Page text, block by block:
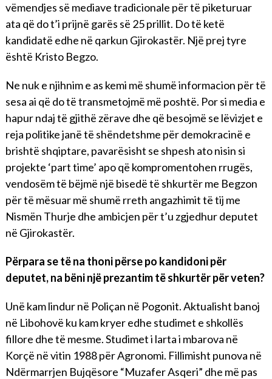
vëmendjes së mediave tradicionale për të piketuruar
ata që do t’i prijnë garës së 25 prillit. Do të ketë
kandidatë edhe në qarkun Gjirokastër. Një prej tyre
është Kristo Begzo.
Ne nuk e njihnim e as kemi më shumë informacion për të
sesa ai që do të transmetojmë më poshtë. Por si media e
hapur ndaj të gjithë zërave dhe që besojmë se lëvizjet e
reja politike janë të shëndetshme për demokracinë e
brishtë shqiptare, pavarësisht se shpesh ato nisin si
projekte ‘part time’ apo që kompromentohen rrugës,
vendosëm të bëjmë një bisedë të shkurtër me Begzon
për të mësuar më shumë rreth angazhimit të tij me
Nismën Thurje dhe ambicjen për t’u zgjedhur deputet
në Gjirokastër.
Përpara se të na thoni përse po kandidoni për
deputet, na bëni një prezantim të shkurtër për veten?
Unë kam lindur në Poliçan në Pogonit. Aktualisht banoj
në Libohovë ku kam kryer edhe studimet e shkollës
fillore dhe të mesme. Studimet i larta i mbarova në
Korçë në vitin 1988 për Agronomi. Fillimisht punova në
Ndërmarrjen Bujqësore “Muzafer Asqeri” dhe më pas